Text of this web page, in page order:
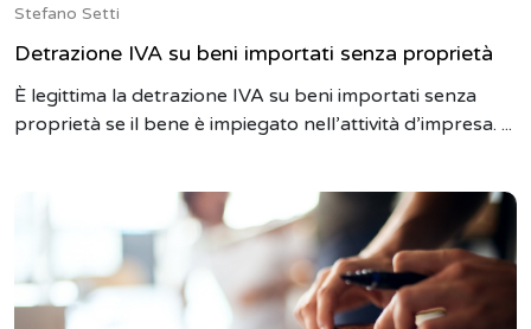
Stefano Setti
Detrazione IVA su beni importati senza proprietà
È legittima la detrazione IVA su beni importati senza
proprietà se il bene è impiegato nell’attività d’impresa. ...